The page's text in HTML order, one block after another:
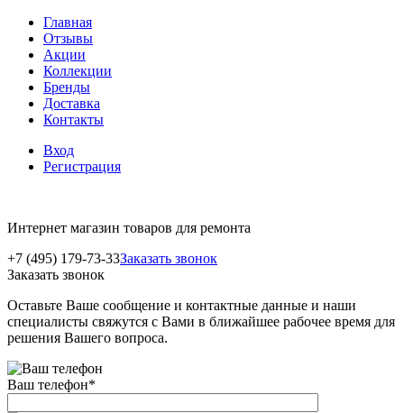
Главная
Отзывы
Акции
Коллекции
Бренды
Доставка
Контакты
Вход
Регистрация
Интернет магазин товаров для ремонта
+7 (495) 179-73-33Заказать звонок
Заказать звонок
Оставьте Ваше сообщение и контактные данные и наши
специалисты свяжутся с Вами в ближайшее рабочее время для
решения Вашего вопроса.
Ваш телефон*